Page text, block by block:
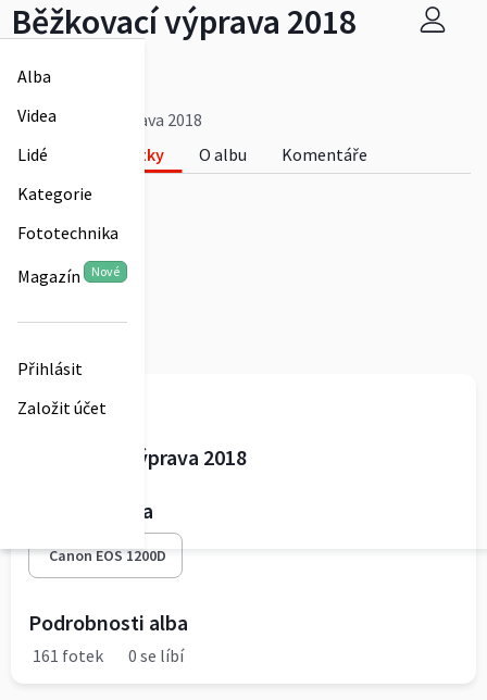
Alba
Videa
Lidé
Kategorie
Fototechnika
Magazín Nové
Přihlásit
Založit účet
Běžkovací výprava 2018
Běžkovací výprava 2018
Fotky
O albu
Komentáře
0
Matěj Černý
Běžkovací výprava 2018
Fototechnika
Canon EOS 1200D
Podrobnosti alba
161 fotek 0 se líbí